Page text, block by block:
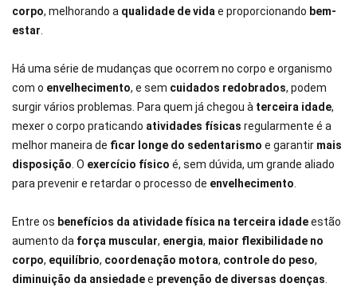
corpo, melhorando a qualidade de vida e proporcionando bem-
estar
Há uma série de mudanças que ocorrem no corpo e organismo
com o envelhecimento, e sem cuidados redobrados, podem
surgir vários problemas. Para quem já chegou à terceira idade,
mexer o corpo praticando atividades físicas regularmente é a
melhor maneira de ficar longe do sedentarismo e garantir mais
disposição . O exercício físico é, sem dúvida, um grande aliado
para prevenir e retardar o processo de envelhecimento
Entre os benefícios da atividade física na terceira idadeestão
aumento da força muscular, energia, maior flexibilidade no
corpo, equilíbrio, coordenação motora, controle do peso,
diminuição da ansiedadee prevenção de diversas doenças